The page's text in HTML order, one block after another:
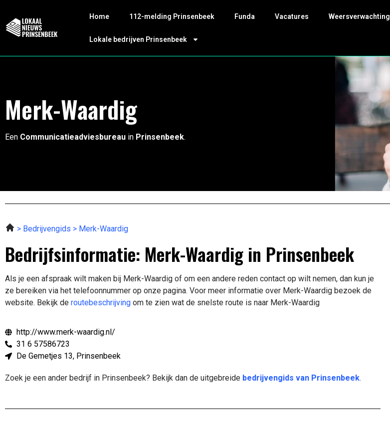
Home 112-melding Prinsenbeek Funda Vacatures Weersverwachting
Lokale bedrijven Prinsenbeek
Merk-Waardig
Een Communicatieadviesbureau in Prinsenbeek.
Bedrijvengids Merk-Waardig
Bedrijfsinformatie: Merk-Waardig in Prinsenbeek
Als je een afspraak wilt maken bij Merk-Waardig of om een andere reden contact op wilt nemen, dan kun je
ze bereiken via het telefoonnummer op onze pagina. Voor meer informatie over Merk-Waardig bezoek de
website. Bekijk de routebeschrijving om te zien wat de snelste route is naar Merk-Waardig
http://www.merk-waardig.nl/
31 6 57586723
De Gemetjes 13, Prinsenbeek
Zoek je een ander bedrijf in Prinsenbeek? Bekijk dan de uitgebreide bedrijvengids van Prinsenbeek.